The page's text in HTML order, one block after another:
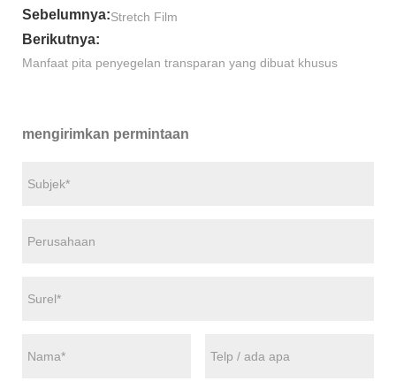
Sebelumnya:Stretch Film
Berikutnya:
Manfaat pita penyegelan transparan yang dibuat khusus
mengirimkan permintaan